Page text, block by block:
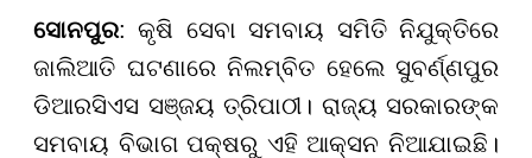
ସୋନପୁର: କୃଷି ସେବା ସମବାୟ ସମିତି ନିଯୁକ୍ତିରେ
ଜାଲିଆତି ଘଟଣାରେ ନିଲମ୍ବିତ ହେଲେ ସୁବର୍ଣ୍ଣପୁର
ଡିଆରସିଏସ ସଞ୍ଜୟ ତ୍ରିପାଠୀ। ରାଜ୍ୟ ସରକାରଙ୍କ
ସମବାୟ ବିଭାଗ ପକ୍ଷରୁ ଏହି ଆକ୍ସନ ନିଆଯାଇଛି।